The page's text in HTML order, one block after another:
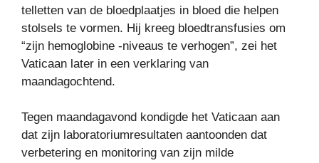
telletten van de bloedplaatjes in bloed die helpen
stolsels te vormen. Hij kreeg bloedtransfusies om
“zijn hemoglobine -niveaus te verhogen”, zei het
Vaticaan later in een verklaring van
maandagochtend.
Tegen maandagavond kondigde het Vaticaan aan
dat zijn laboratoriumresultaten aantoonden dat
verbetering en monitoring van zijn milde